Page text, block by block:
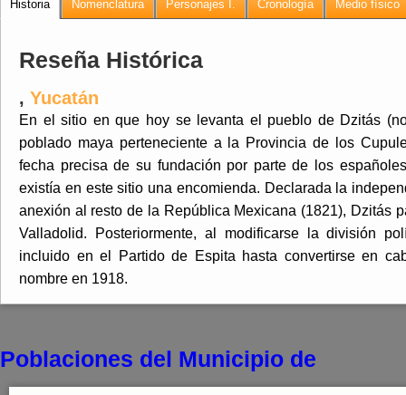
Historia Nomenclatura Personajes I. Cronología Medio físico
Reseña Histórica
, Yucatán
En el sitio en que hoy se levanta el pueblo de Dzitás
poblado maya perteneciente a la Provincia de los
fecha precisa de su fundación por parte de los
existía en este sitio una encomienda. Declarada la
anexión al resto de la República Mexicana (1821), Dzitás
Valladolid. Posteriormente, al modificarse la división
incluido en el Partido de Espita hasta convertirse en
nombre en 1918.
Poblaciones del Municipio de